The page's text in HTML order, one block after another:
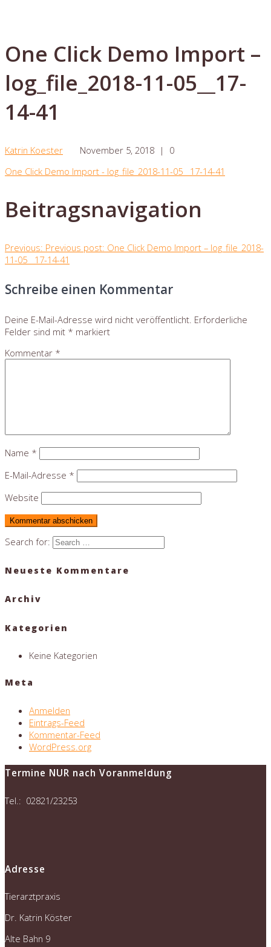
One Click Demo Import –
log_file_2018-11-05__17-
14-41
Katrin Koester November 5, 2018 |
0
One Click Demo Import - log_file_2018-11-05__17-14-41
Beitragsnavigation
Previous: Previous post: One Click Demo Import – log_file_2018-
11-05__17-14-41
Schreibe einen Kommentar
Deine E-Mail-Adresse wird nicht veröffentlicht. Erforderliche
Felder sind mit * markiert
Kommentar *
Name *
E-Mail-Adresse *
Website
Search for:
Neueste Kommentare
Archiv
Kategorien
Keine Kategorien
Meta
Anmelden
Eintrags-Feed
Kommentar-Feed
WordPress.org
Termine NUR nach Voranmeldung
Tel.: 02821/23253
Adresse
Tierarztpraxis
Dr. Katrin Köster
Alte Bahn 9